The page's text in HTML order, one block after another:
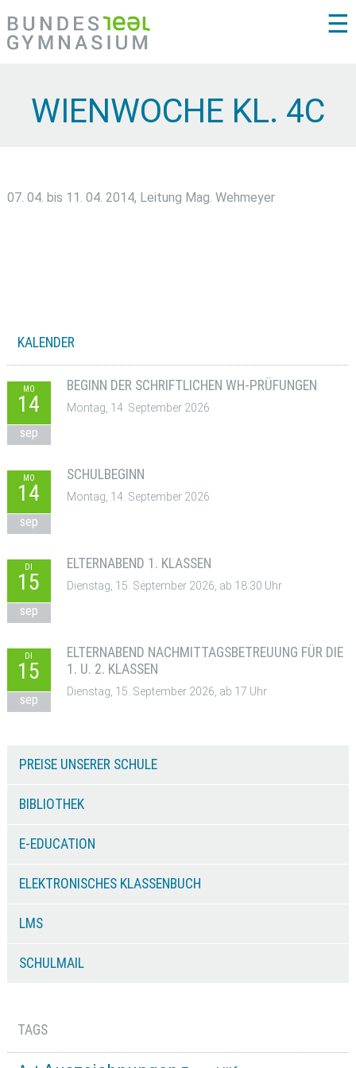
☰
WIENWOCHE KL. 4C
07. 04. bis 11. 04. 2014, Leitung Mag. Wehmeyer
KALENDER
MO
14
sep
BEGINN DER SCHRIFTLICHEN WH-PRÜFUNGEN
Montag, 14. September 2026
MO
14
sep
SCHULBEGINN
Montag, 14. September 2026
DI
15
sep
ELTERNABEND 1. KLASSEN
Dienstag, 15. September 2026, ab 18:30 Uhr
DI
15
sep
ELTERNABEND NACHMITTAGSBETREUUNG FÜR DIE
1. U. 2. KLASSEN
Dienstag, 15. September 2026, ab 17 Uhr
PREISE UNSERER SCHULE
BIBLIOTHEK
E-EDUCATION
ELEKTRONISCHES KLASSENBUCH
LMS
SCHULMAIL
TAGS